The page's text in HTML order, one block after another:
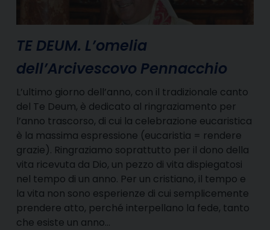
TE DEUM. L’omelia
dell’Arcivescovo Pennacchio
L’ultimo giorno dell’anno, con il tradizionale canto
del Te Deum, è dedicato al ringraziamento per
l’anno trascorso, di cui la celebrazione eucaristica
è la massima espressione (eucaristia = rendere
grazie). Ringraziamo soprattutto per il dono della
vita ricevuta da Dio, un pezzo di vita dispiegatosi
nel tempo di un anno. Per un cristiano, il tempo e
la vita non sono esperienze di cui semplicemente
prendere atto, perché interpellano la fede, tanto
che esiste un anno…